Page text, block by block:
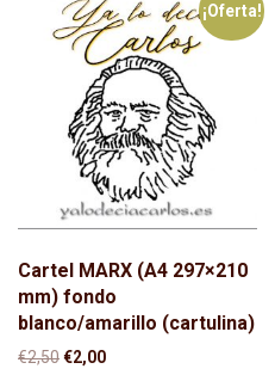
¡Oferta!
Cartel MARX (A4 297×210
mm) fondo
blanco/amarillo (cartulina)
€2,50El
€2,00El